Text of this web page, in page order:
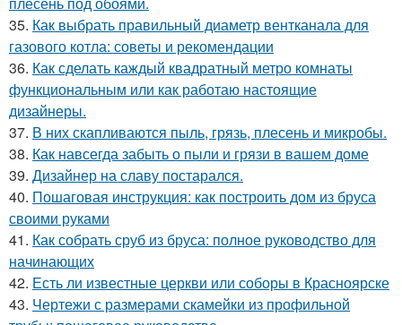
35. Как выбрать правильный диаметр вентканала для
газового котла: советы и рекомендации
36. Как сделать каждый квадратный метро комнаты
функциональным или как работаю настоящие
дизайнеры.
37. В них скапливаются пыль, грязь, плесень и микробы.
38. Как навсегда забыть о пыли и грязи в вашем доме
39. Дизайнер на славу постарался.
40. Пошаговая инструкция: как построить дом из бруса
своими руками
41. Как собрать сруб из бруса: полное руководство для
начинающих
42. Есть ли известные церкви или соборы в Красноярске
43. Чертежи с размерами скамейки из профильной